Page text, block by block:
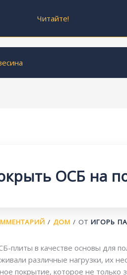
Читайте!
ОСБ на
/ ДОМ / ОТ ИГОРЬ
плиты в качестве основы для
различные нагрузки, их
покрытие, которое не